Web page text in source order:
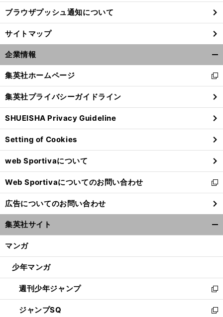
ブラウザプッシュ通知について
サイトマップ
企業情報
閉
る
集英社ホームページ
新
し
い
ウ
ィ
ン
ド
ウ
で
開
く
集英社プライバシーガイドライン
SHUEISHA Privacy Guideline
Setting of Cookies
web Sportivaについて
Web Sportivaについてのお問い合わせ
新
し
い
ウ
ィ
ン
ウ
開
く
広告についてのお問い合わせ
集英社サイト
マンガ
少年マンガ
週刊少年ジャンプ
新
し
い
ジャンプSQ
新